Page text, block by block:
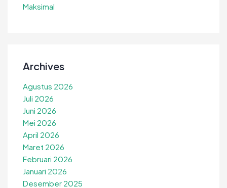
Maksimal
Archives
Agustus 2026
Juli 2026
Juni 2026
Mei 2026
April 2026
Maret 2026
Februari 2026
Januari 2026
Desember 2025